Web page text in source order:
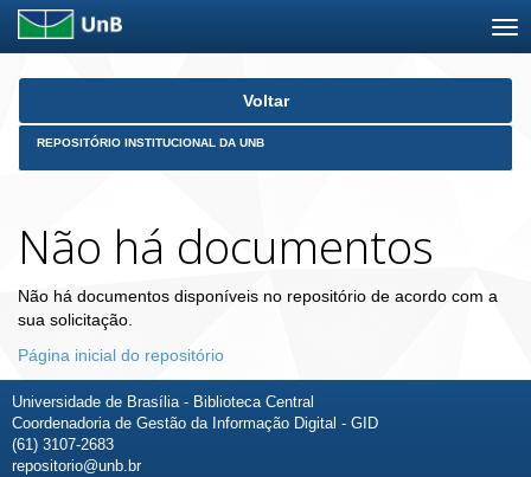
Skip
Voltar
REPOSITÓRIO INSTITUCIONAL DA UNB
Não há documentos
Não há documentos disponíveis no repositório de acordo com a
sua solicitação.
Página inicial do repositório
Universidade de Brasília - Biblioteca Central
Coordenadoria de Gestão da Informação Digital - GID
(61) 3107-2683
repositorio@unb.br